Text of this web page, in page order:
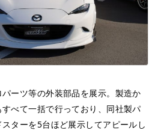
ーツ等の外装部品を展示。製造か
べて一括で行っており、同社製パ
ターを5台ほど展示してアピールし